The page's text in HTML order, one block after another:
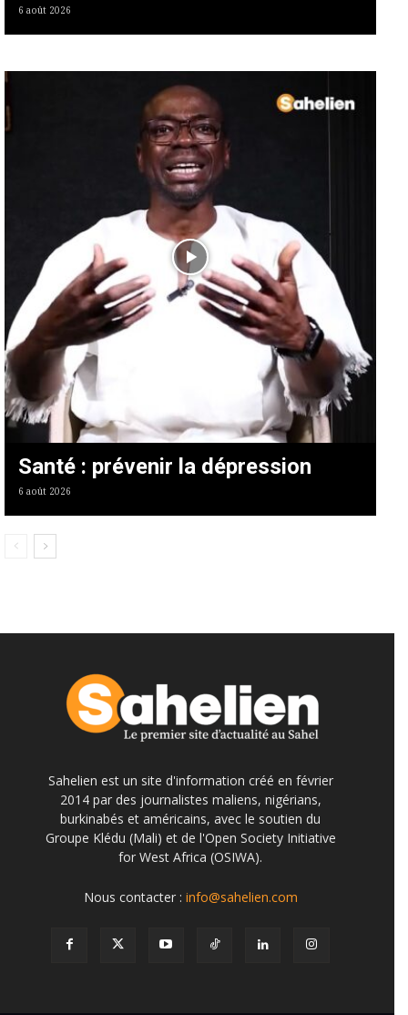
6 août 2026
Santé : prévenir la dépression
6 août 2026
Sahelien est un site d'information créé en février
2014 par des journalistes maliens, nigérians,
burkinabés et américains, avec le soutien du
Groupe Klédu (Mali) et de l'Open Society Initiative
for West Africa (OSIWA).
Nous contacter : info@sahelien.com